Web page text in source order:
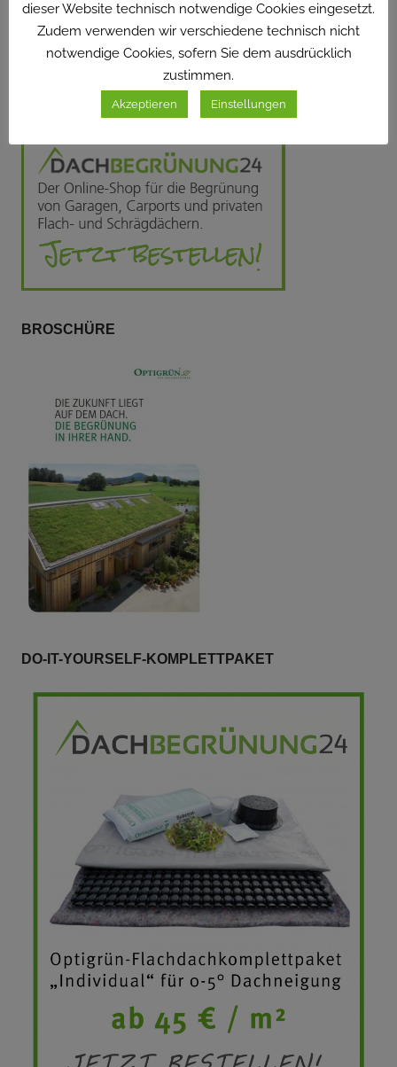
SUCHEN
ONLINE-SHOP
BROSCHÜRE
DO-IT-YOURSELF-KOMPLETTPAKET
dieser Website technisch notwendige Cookies eingesetzt.
Zudem verwenden wir verschiedene technisch nicht
notwendige Cookies, sofern Sie dem ausdrücklich
zustimmen.
Akzeptieren Einstellungen